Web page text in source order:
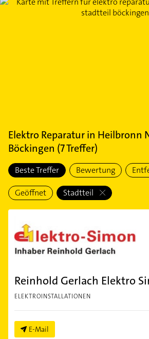
Elektro Reparaturin Heilbronn
Böckingen (7Treffer)
Beste Treffer Bewertung
Geöffnet Stadtteil
Reinhold Gerlach Elektro
ELEKTROINSTALLATIONEN
E-Mail